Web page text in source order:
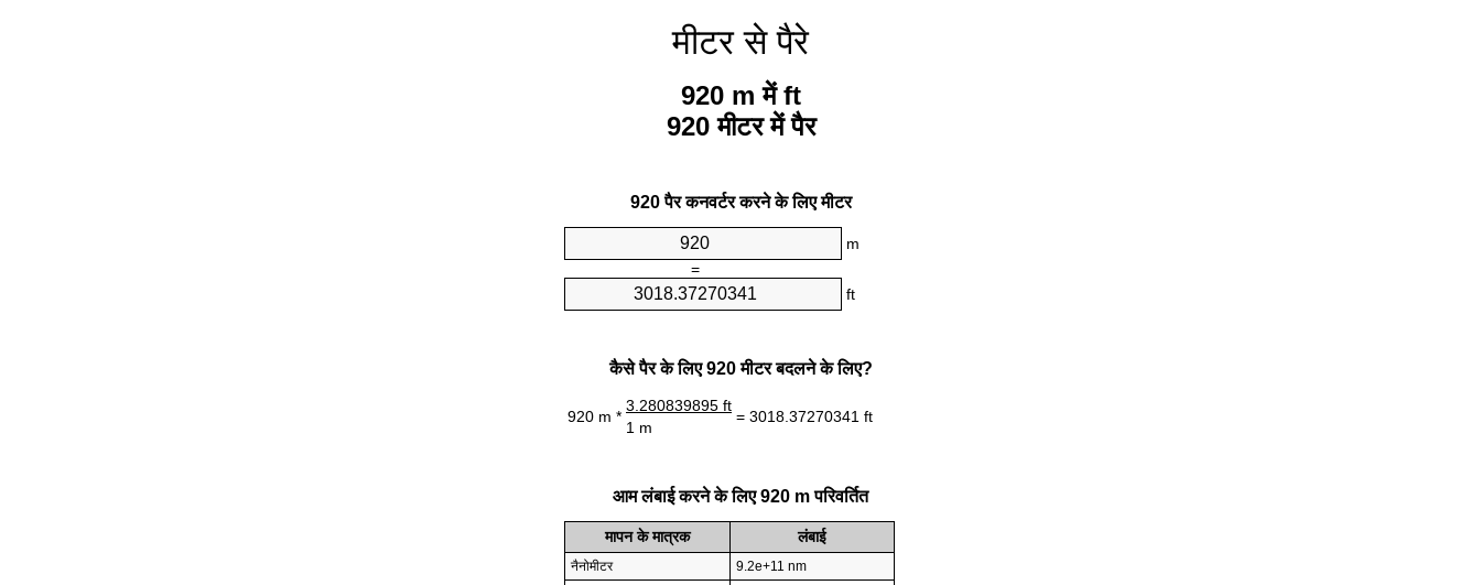
मीटर से पैरे
920 m में ft
920 मीटर में पैर
920 पैर कनवर्टर करने के लिए मीटर
m
=
ft
कैसे पैर के लिए 920 मीटर बदलने के लिए?
920 m *
3.280839895 ft
= 3018.37270341 ft
1 m
आम लंबाई करने के लिए 920 m परिवर्तित
मापन के मात्रक लंबाई
नैनोमीटर
9.2e+11 nm